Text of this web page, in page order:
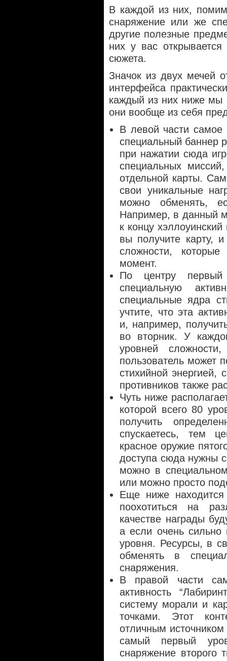
В каждой из них,
снаряжение или же
другие полезные
них у вас
сюжета.
Значок из двух мечей
интерфейса
каждый из них ниже мы
они вообще из себя
В левой части самое
специальный баннер
при нажатии сюда
специальных
отдельной карты.
свои уникальные
можно обменять,
Например, в данный
к концу
вы получите карту,
сложности,
момент.
По центру
специальную
специальные ядра
учтите, что эта
и, например,
во вторник. У
уровней
пользователь может
стихийной энергией,
противников также
Чуть ниже
которой всего 80
получить
спускаетесь, тем
красное оружие
доступа сюда нужны
можно в
или можно просто
Еще ниже
поохотиться на
качестве награды
а если очень сильно
уровня. Ресурсы, в
обменять в
снаряжения.
В правой части
активность
систему морали и
точками. Этот
отличным
самый первый
снаряжение второго